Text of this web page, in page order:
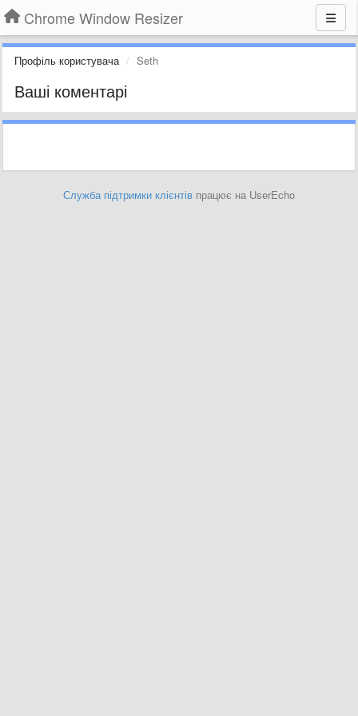
Chrome Window Resizer
Профіль користувача Seth
Ваші коментарі
Служба підтримки клієнтів працює на UserEcho